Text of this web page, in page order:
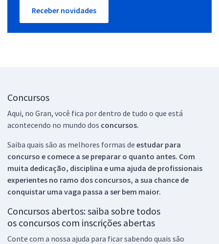
Receber novidades
Concursos
Aqui, no Gran, você fica por dentro de tudo o que está
acontecendo no mundo dos concursos.
Saiba quais são as melhores formas de estudar para
concurso e comece a se preparar o quanto antes. Com
muita dedicação, disciplina e uma ajuda de profissionais
experientes no ramo dos concursos, a sua chance de
conquistar uma vaga passa a ser bem maior.
Concursos abertos: saiba sobre todos
os concursos com inscrições abertas
Conte com a nossa ajuda para ficar sabendo quais são